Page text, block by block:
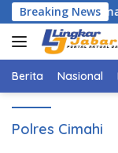
Langsung
ke
konten
Breaking News
Bersama
Berita Nasional
Polres Cimahi